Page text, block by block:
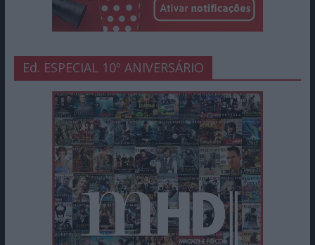
Ed. ESPECIAL 10º ANIVERSÁRIO